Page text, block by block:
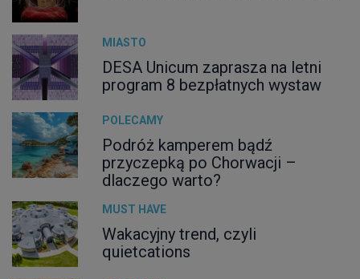
MIASTO
DESA Unicum zaprasza na letni
program 8 bezpłatnych wystaw
POLECAMY
Podróż kamperem bądź
przyczepką po Chorwacji –
dlaczego warto?
MUST HAVE
Wakacyjny trend, czyli
quietcations